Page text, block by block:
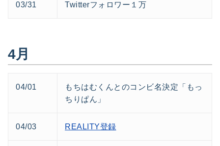
03/31 Twitterフォロワー１万
4月
04/01
もちはむくんとのコンビ名決定「もっ
ちりぱん」
04/03 REALITY登録